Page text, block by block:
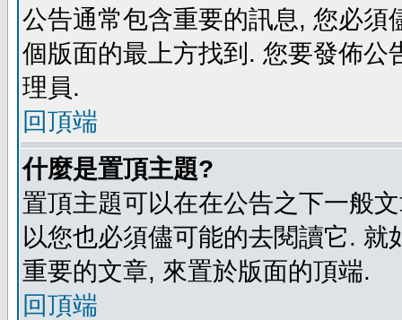
公告通常包含重要的訊息, 您必
個版面的最上方找到. 您要發佈
理員.
回頂端
什麼是置頂主題?
置頂主題可以在在公告之下一般
以您也必須儘可能的去閱讀它.
重要的文章, 來置於版面的頂端.
回頂端